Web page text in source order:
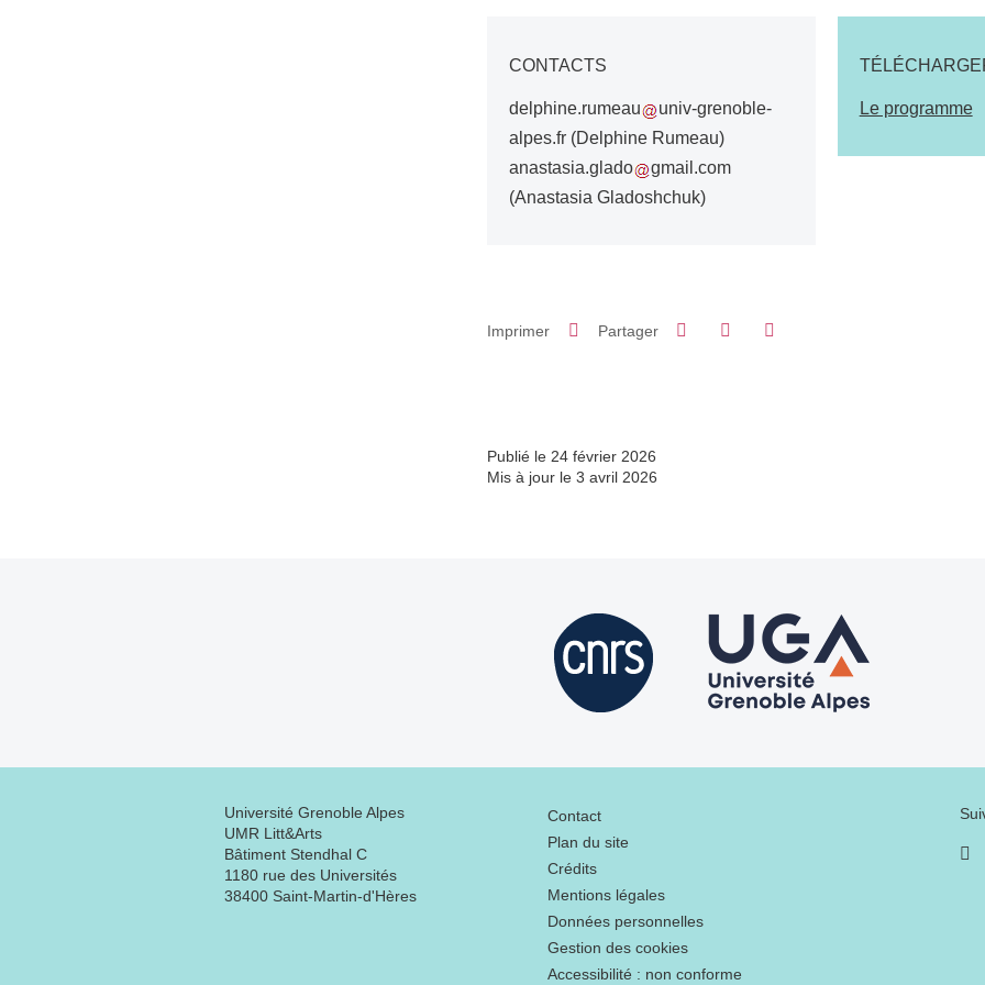
CONTACTS
delphine.rumeau
univ-grenoble-
alpes.fr(Delphine Rumeau)
anastasia.glado
gmail.com
(Anastasia Gladoshchuk)
Le programme
Imprimer Partager Partager sur Facebook
Partager sur LinkedIn
Publié le 24 février 2026
Mis à jour le 3 avril 2026
Université Grenoble Alpes
UMR Litt&Arts
Bâtiment Stendhal C
1180 rue des Universités
38400 Saint-Martin-d'Hères
Menu footer
Contact
Plan du site
Crédits
Mentions légales
Données personnelles
Gestion des cookies
Accessibilité : non conforme